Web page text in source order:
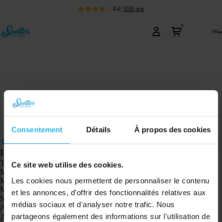
Consentement Détails À propos des cookies
Ce site web utilise des cookies.
Les cookies nous permettent de personnaliser le contenu
et les annonces, d'offrir des fonctionnalités relatives aux
médias sociaux et d'analyser notre trafic. Nous
partageons également des informations sur l'utilisation de
8.4| 1920 avis
0
fr
Produits
Traceur GPS Spotter X10
Montre GPS Spotter Senior
Montre GPS Spotter Explorer
Montre GPS Spotter pour enfants
Spotter CatX
Animal Spotter
Applications